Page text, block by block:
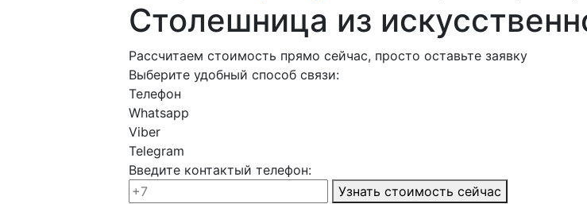
Столешница из
Рассчитаем стоимость прямо сейчас, просто оставьте заявку
Выберите удобный способ связи:
Телефон
Whatsapp
Viber
Telegram
Введите контактый телефон:
Узнать стоимость сейчас